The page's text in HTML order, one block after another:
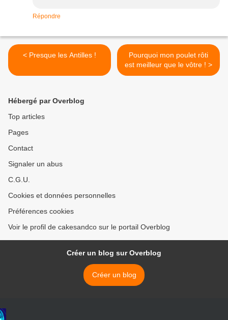
Répondre
< Presque les Antilles !
Pourquoi mon poulet rôti
est meilleur que le vôtre ! >
Hébergé par Overblog
Top articles
Pages
Contact
Signaler un abus
C.G.U.
Cookies et données personnelles
Préférences cookies
Voir le profil de cakesandco sur le portail Overblog
Créer un blog sur Overblog
Créer un blog